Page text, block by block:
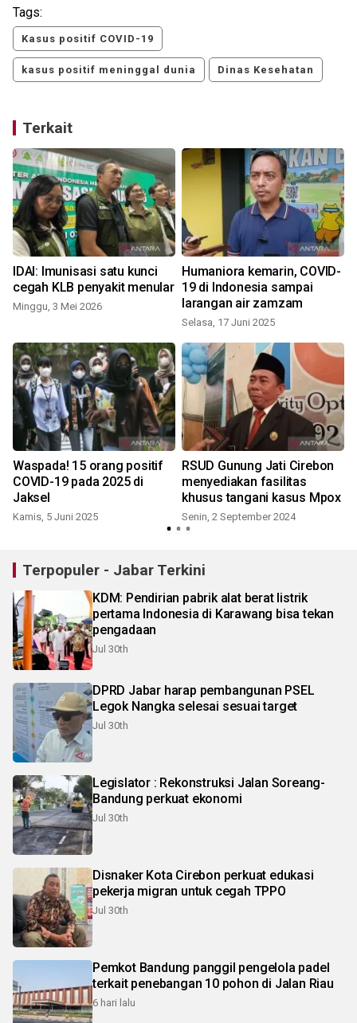
Tags:
Kasus positif COVID-19
kasus positif meninggal dunia Dinas Kesehatan
Terkait
IDAI: Imunisasi satu kunci
cegah KLB penyakit menular
Minggu, 3 Mei 2026
Humaniora kemarin, COVID-
19 di Indonesia sampai
larangan air zamzam
Selasa, 17 Juni 2025
Waspada! 15 orang positif
COVID-19 pada 2025 di
Jaksel
Kamis, 5 Juni 2025
RSUD Gunung Jati Cirebon
menyediakan fasilitas
khusus tangani kasus Mpox
Senin, 2 September 2024
Terpopuler - Jabar Terkini
KDM: Pendirian pabrik alat berat listrik
pertama Indonesia di Karawang bisa tekan
pengadaan
Jul 30th
DPRD Jabar harap pembangunan PSEL
Legok Nangka selesai sesuai target
Jul 30th
Legislator : Rekonstruksi Jalan Soreang-
Bandung perkuat ekonomi
Jul 30th
Disnaker Kota Cirebon perkuat edukasi
pekerja migran untuk cegah TPPO
Jul 30th
Pemkot Bandung panggil pengelola padel
terkait penebangan 10 pohon di Jalan Riau
6 hari lalu